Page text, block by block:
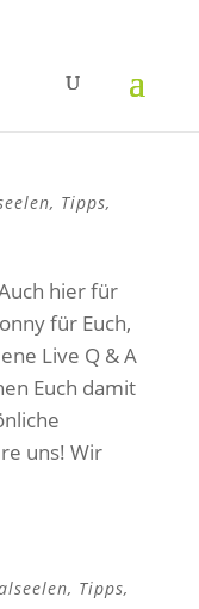
, Tipps,
hier für
für Euch,
Live Q & A
Euch damit
uns! Wir
, Tipps,